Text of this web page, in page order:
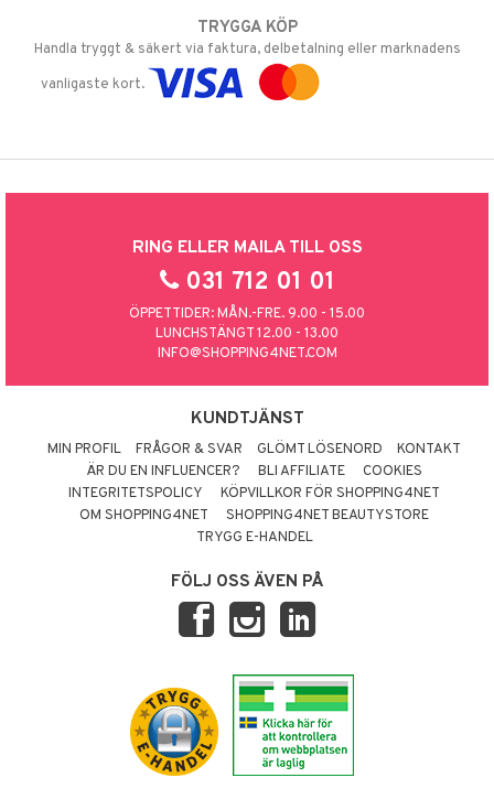
TRYGGA KÖP
Handla tryggt & säkert via faktura, delbetalning eller marknadens
vanligaste kort.
RING ELLER MAILA TILL OSS
031 712 01 01
ÖPPETTIDER: MÅN.-FRE. 9.00 - 15.00
LUNCHSTÄNGT 12.00 - 13.00
INFO@SHOPPING4NET.COM
KUNDTJÄNST
MIN PROFIL FRÅGOR & SVAR GLÖMT LÖSENORD
KONTAKT
ÄR DU EN INFLUENCER?
BLI AFFILIATE
COOKIES
INTEGRITETSPOLICY
KÖPVILLKOR FÖR SHOPPING4NET
OM SHOPPING4NET
SHOPPING4NET BEAUTYSTORE
TRYGG E-HANDEL
FÖLJ OSS ÄVEN PÅ